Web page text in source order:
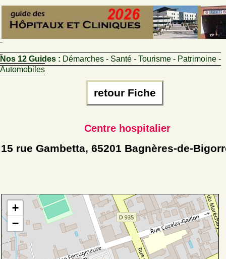
Nos 12 Guides : Démarches - Santé - Tourisme - Patrimoine -
Automobiles
retour Fiche
Centre hospitalier
15 rue Gambetta, 65201 Bagnères-de-
+
−